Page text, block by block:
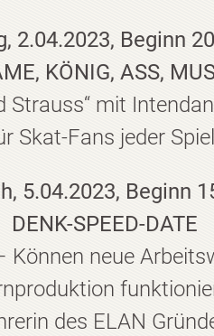
2.04.2023, Beginn
KÖNIG, ASS,
Strauss“ mit
Skat-Fans jeder
5.04.2023, Beginn
DENK-SPEED-DATE
Können neue
des ELAN